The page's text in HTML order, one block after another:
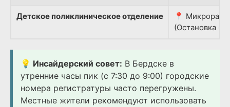
Детское поликлиническое отделение
📍
(Остановка
💡 Инсайдерский совет: В Бердске в
утренние часы пик (с 7:30 до 9:00) городские
номера регистратуры часто перегружены.
Местные жители рекомендуют использовать